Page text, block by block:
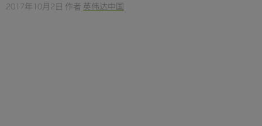
2017年10月2日 作者 英伟达中国